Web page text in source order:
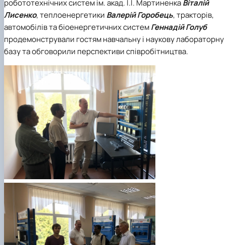
робототехнічних систем ім. акад. І.І. МартиненкаВіталій
Лисенко,теплоенергетики Валерій Горобець,тракторів,
автомобілів та біоенергетичних системГеннадій Голуб
продемонстрували гостям навчальну і наукову лабораторну
базу та обговорили перспективи співробітництва.